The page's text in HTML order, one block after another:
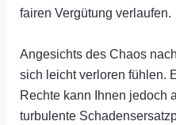
fairen Vergütung verlaufen.
Angesichts des Chaos
sich leicht verloren fühlen.
Rechte kann Ihnen jedoch
turbulente